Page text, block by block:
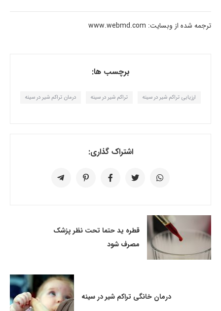
ترجمه شده از وبسایت: www.webmd.com
برچسب ها:
ارزیابی تراکم شیر در سینه تراکم شیر در سینه درمان تراکم شیر در سینه
اشتراک گذاری:
قطره ید حتما تحت نظر پزشک
مصرف شود
درمان خانگی تراکم شیر در سینه